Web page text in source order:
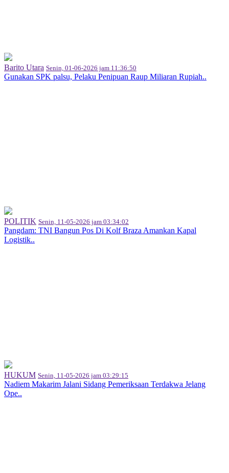
Barito Utara Senin, 01-06-2026 jam 11:36:50
Gunakan SPK palsu, Pelaku Penipuan Raup Miliaran Rupiah..
POLITIK Senin, 11-05-2026 jam 03:34:02
Pangdam: TNI Bangun Pos Di Kolf Braza Amankan Kapal
Logistik..
HUKUM Senin, 11-05-2026 jam 03:29:15
Nadiem Makarim Jalani Sidang Pemeriksaan Terdakwa Jelang
Ope..